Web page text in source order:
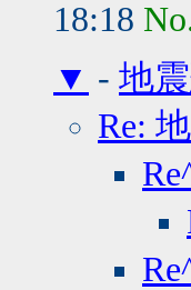
18:18
▼ - 地
Re: